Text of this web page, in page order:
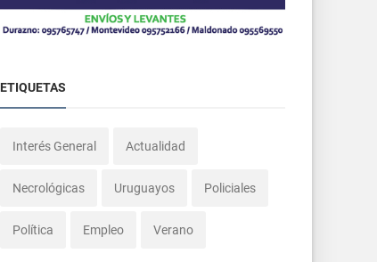
ETIQUETAS
Interés General Actualidad
Necrológicas Uruguayos Policiales
Política Empleo Verano